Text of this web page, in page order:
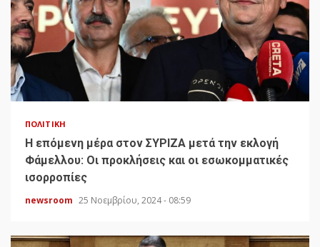
ΠΟΛΙΤΙΚΉ
H επόμενη μέρα στον ΣΥΡΙΖΑ μετά την εκλογή
Φάμελλου: Οι προκλήσεις και οι εσωκομματικές
ισορροπίες
newsroom 25 Νοεμβρίου, 2024 - 08:59